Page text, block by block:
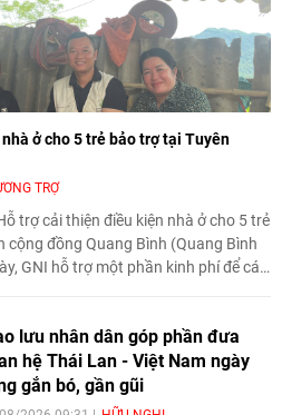
ở cho 5 trẻ bảo trợ tại Tuyên
TRỢ
trợ cải thiện điều kiện nhà ở cho 5 trẻ
cộng đồng Quang Bình (Quang Bình
GNI hỗ trợ một phần kinh phí để các
lưu nhân dân góp phần đưa
hệ Thái Lan - Việt Nam ngày
gắn bó, gần gũi